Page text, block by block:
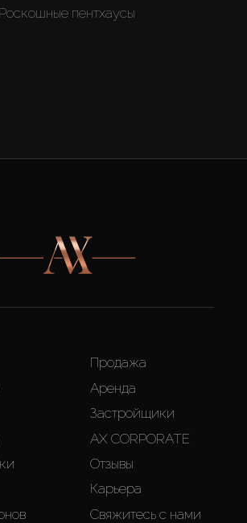
Роскошные пентхаусы
Продажа
Аренда
Застройщики
AX CORPORATE
Отзывы
Карьера
Свяжитесь с нами